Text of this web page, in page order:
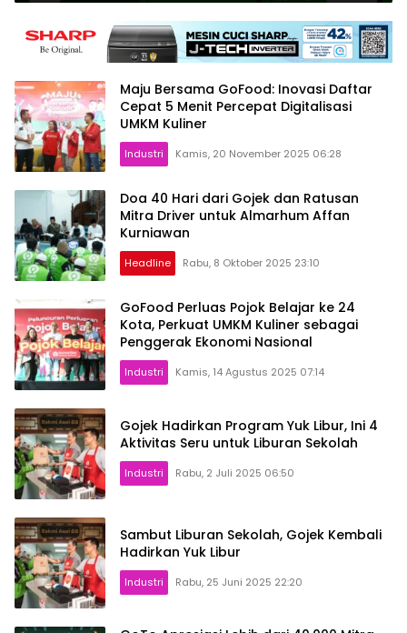
Maju Bersama GoFood: Inovasi Daftar
Cepat 5 Menit Percepat Digitalisasi
UMKM Kuliner
Industri Kamis, 20 November 2025 06:28
Doa 40 Hari dari Gojek dan Ratusan
Mitra Driver untuk Almarhum Affan
Kurniawan
Headline Rabu, 8 Oktober 2025 23:10
GoFood Perluas Pojok Belajar ke 24
Kota, Perkuat UMKM Kuliner sebagai
Penggerak Ekonomi Nasional
Industri Kamis, 14 Agustus 2025 07:14
Gojek Hadirkan Program Yuk Libur, Ini 4
Aktivitas Seru untuk Liburan Sekolah
Industri Rabu, 2 Juli 2025 06:50
Sambut Liburan Sekolah, Gojek Kembali
Hadirkan Yuk Libur
Industri Rabu, 25 Juni 2025 22:20